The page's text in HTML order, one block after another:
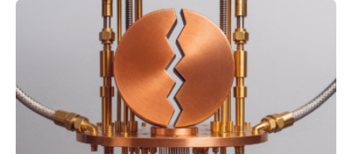
Messungen verwenden. Das hatte man jahrzehntelang
vermutet, weltweit war nach den passenden
Atomkern-Zuständen gesucht worden, 2024 gelang
einem Team der TU Wien mit Unterstützung
internationaler Partner der entscheidende Durchbruch:
Der lange diskutierte Thorium-Kernübergang wurde
gefunden. Kurz darauf konnte man zeigen, dass sich
Thorium tatsächlich nutzen lässt, um hochpräzise…